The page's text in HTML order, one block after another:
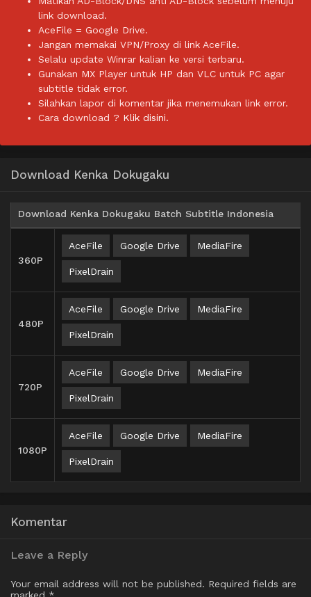
link download.
AceFile = Google Drive.
Jangan memakai VPN/Proxy di link AceFile.
Selalu update Winrar kalian ke versi terbaru.
Gunakan MX Player untuk HP dan VLC untuk PC agar
subtitle tidak error.
Silahkan lapor di komentar jika menemukan link error.
Cara download ? Klik disini.
Download Kenka Dokugaku
Download Kenka Dokugaku Batch Subtitle Indonesia
360P
AceFile Google Drive MediaFire
PixelDrain
480P
AceFile Google Drive MediaFire
PixelDrain
720P
AceFile Google Drive MediaFire
PixelDrain
1080P
AceFile Google Drive MediaFire
PixelDrain
Komentar
Leave a Reply
Your email address will not be published. Required fields are